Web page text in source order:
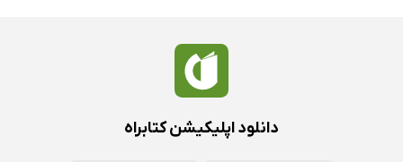
دانلود اپلیکیشن کتابراه